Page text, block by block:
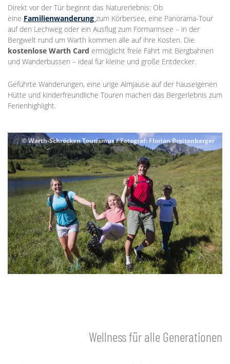
Direkt vor der Tür beginnt das Naturerlebnis: Ob
eine Familienwanderung zum Körbersee, eine Panorama-Tour
auf den Lechweg oder ein Ausflug zum Formarinsee – in der
Bergwelt rund um Warth kommen alle auf ihre Kosten. Die
kostenlose Warth Card ermöglicht freie Fahrt mit Bergbahnen
und Wanderbussen – ideal für kleine und große Entdecker.
Geführte Wanderungen, eine urige Almjause auf der hauseigenen
Hütte und kinderfreundliche Touren machen das Bergerlebnis zum
Ferienhighlight.
© Warth-Schröcken Tourismus / Fotograf: Florian Breitenberger
Wellness für alle Generationen